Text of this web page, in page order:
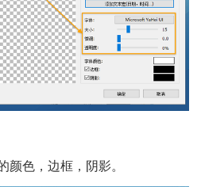
颜色，边框，阴影。